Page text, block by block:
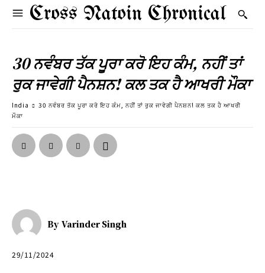
Cross Natoin Chronical
30 ਨਵੰਬਰ ਤੱਕ ਪੂਰਾ ਕਰੋ ਇਹ ਕੰਮ, ਨਹੀਂ ਤਾਂ
ਰੁਕ ਜਾਵੇਗੀ ਪੈਨਸ਼ਨ! ਕਲ ਤਕ ਹੈ ਆਖਰੀ ਮੌਕਾ
India
30 ਨਵੰਬਰ ਤੱਕ ਪੂਰਾ ਕਰੋ ਇਹ ਕੰਮ, ਨਹੀਂ ਤਾਂ ਰੁਕ ਜਾਵੇਗੀ ਪੈਨਸ਼ਨ! ਕਲ ਤਕ ਹੈ ਆਖਰੀ
ਮੌਕਾ
By Varinder Singh
29/11/2024